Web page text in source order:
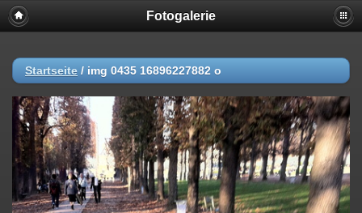
Fotogalerie
Startseite / img 0435 16896227882 o